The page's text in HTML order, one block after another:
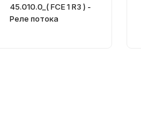
45.010.0_( FCE 1 R3 ) -
Реле потока